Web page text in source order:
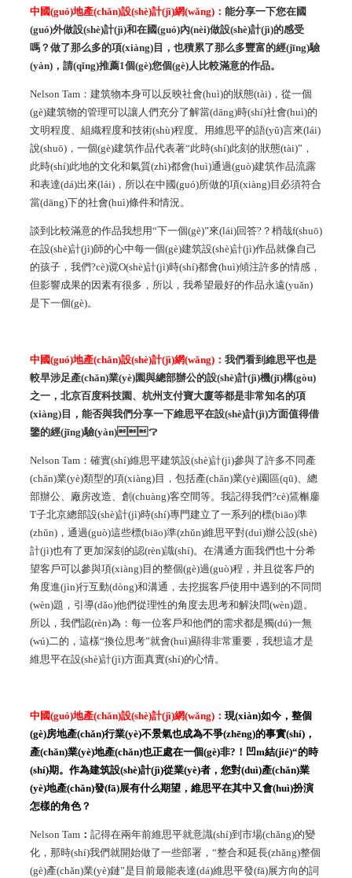
中國(guó)地產(chǎn)設(shè)計(jì)網(wǎng)： 能分享一下您在國
(guó)外做設(shè)計(jì)和在國(guó)內(nèi)做設(shè)計(jì)的感受
嗎？做了那么多的項(xiàng)目，也積累了那么多豐富的經(jīng)驗
(yàn)，請(qǐng)推薦1個(gè)您個(gè)人比較滿意的作品。
Nelson Tam：建筑物本身可以反映社會(huì)的狀態(tài)，從一個
(gè)建筑物的管理可以讓人們充分了解當(dāng)時(shí)社會(huì)的
文明程度、組織程度和技術(shù)程度。用維思平的語(yǔ)言來(lái)
說(shuō)，一個(gè)建筑作品代表著“此時(shí)此刻的狀態(tài)”，
此時(shí)此地的文化和氣質(zhì)都會(huì)通過(guò)建筑作品流露
和表達(dá)出來(lái)，所以在中國(guó)所做的項(xiàng)目必須符合
當(dāng)下的社會(huì)條件和情況。
談到比較滿意的作品我想用“下一個(gè)”來(lái)回答?？梢哉f(shuō)
在設(shè)計(jì)師的心中每一個(gè)建筑設(shè)計(jì)作品就像自己
的孩子，我們?cè)谠O(shè)計(jì)時(shí)都會(huì)傾注許多的情感，
但影響成果的因素有很多，所以，我希望最好的作品永遠(yuǎn)
是下一個(gè)。
中國(guó)地產(chǎn)設(shè)計(jì)網(wǎng)： 我們看到維思平也是
較早涉足產(chǎn)業(yè)園與總部辦公的設(shè)計(jì)機(jī)構(gòu)
之一，北京百度科技園、杭州支付寶大廈等都是非常知名的項
(xiàng)目，能否與我們分享一下維思平在設(shè)計(jì)方面值得借
鑒的經(jīng)驗(yàn)？
Nelson Tam：確實(shí)維思平建筑設(shè)計(jì)參與了許多不同產
(chǎn)業(yè)類型的項(xiàng)目，包括產(chǎn)業(yè)園區(qū)、總
部辦公、廠房改造、創(chuàng)客空間等。我記得我們?cè)鵀槲鏖
T子北京總部設(shè)計(jì)時(shí)專門建立了一系列的標(biāo)準
(zhǔn)，通過(guò)這些標(biāo)準(zhǔn)維思平對(duì)辦公設(shè)
計(jì)也有了更加深刻的認(rèn)識(shí)。在溝通方面我們也十分希
望客戶可以參與項(xiàng)目的整個(gè)過(guò)程，并且從客戶的
角度進(jìn)行互動(dòng)和溝通，去挖掘客戶使用中遇到的不同問
(wèn)題，引導(dǎo)他們從理性的角度去思考和解決問(wèn)題。
所以，我們認(rèn)為：每一位客戶和他們的需求都是獨(dú)一無
(wú)二的，這樣“換位思考”就會(huì)顯得非常重要，我想這才是
維思平在設(shè)計(jì)方面真實(shí)的心情。
中國(guó)地產(chǎn)設(shè)計(jì)網(wǎng)： 現(xiàn)如今，整個
(gè)房地產(chǎn)行業(yè)不景氣也成為不爭(zhēng)的事實(shí)，
產(chǎn)業(yè)地產(chǎn)也正處在一個(gè)非?！凹m結(jié)“的時
(shí)期。作為建筑設(shè)計(jì)從業(yè)者，您對(duì)產(chǎn)業
(yè)地產(chǎn)發(fā)展有什么期望，維思平在其中又會(huì)扮演
怎樣的角色？
Nelson Tam ： 記得在兩年前維思平就意識(shí)到市場(chǎng)的變
化，那時(shí)我們就開始做了一些部署，“整合和延長(zhǎng)整個
(gè)產(chǎn)業(yè)鏈”是目前最能表達(dá)維思平發(fā)展方向的詞